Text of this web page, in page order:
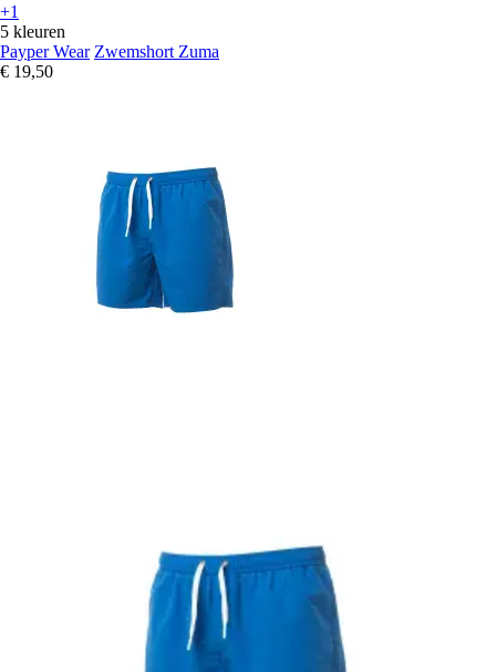
+1
5 kleuren
Payper Wear Zwemshort Zuma
€ 19,50